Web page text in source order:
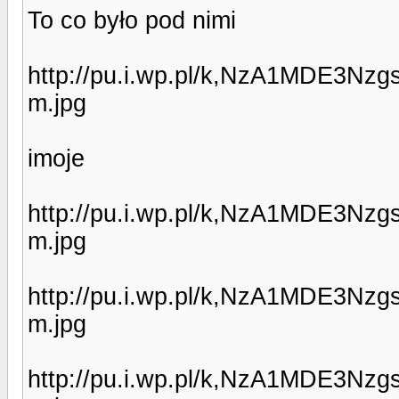
To co było pod nimi
http://pu.i.wp.pl/
m.jpg
imoje
http://pu.i.wp.pl/
m.jpg
http://pu.i.wp.pl/
m.jpg
http://pu.i.wp.pl/